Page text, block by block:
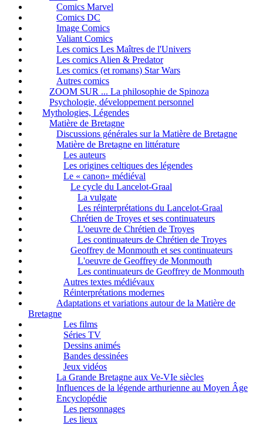
Comics Marvel
Comics DC
Image Comics
Valiant Comics
Les comics Les Maîtres de l'Univers
Les comics Alien & Predator
Les comics (et romans) Star Wars
Autres comics
ZOOM SUR ... La philosophie de Spinoza
Psychologie, développement personnel
Mythologies, Légendes
Matière de Bretagne
Discussions générales sur la Matière de Bretagne
Matière de Bretagne en littérature
Les auteurs
Les origines celtiques des légendes
Le « canon» médiéval
Le cycle du Lancelot-Graal
La vulgate
Les réinterprétations du Lancelot-Graal
Chrétien de Troyes et ses continuateurs
L'oeuvre de Chrétien de Troyes
Les continuateurs de Chrétien de Troyes
Geoffrey de Monmouth et ses continuateurs
L'oeuvre de Geoffrey de Monmouth
Les continuateurs de Geoffrey de Monmouth
Autres textes médiévaux
Réinterprétations modernes
Adaptations et variations autour de la Matière de
Bretagne
Les films
Séries TV
Dessins animés
Bandes dessinées
Jeux vidéos
La Grande Bretagne aux Ve-VIe siècles
Influences de la légende arthurienne au Moyen Âge
Encyclopédie
Les personnages
Les lieux